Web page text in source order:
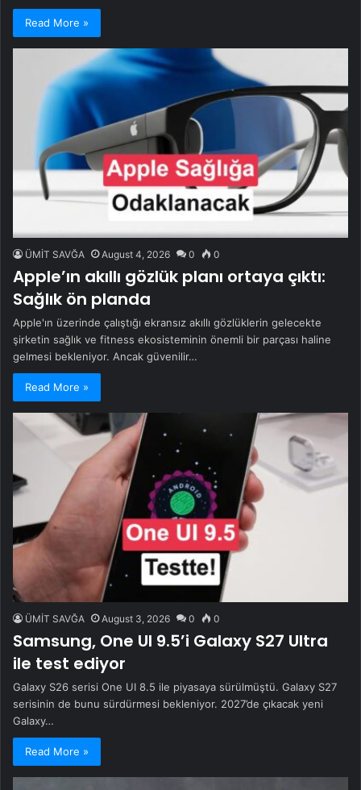
Read More »
ÜMİT SAVĞA August 4, 2026 0 0
Apple’ın akıllı gözlük planı ortaya çıktı:
Sağlık ön planda
Apple'ın üzerinde çalıştığı ekransız akıllı gözlüklerin gelecekte
şirketin sağlık ve fitness ekosisteminin önemli bir parçası haline
gelmesi bekleniyor. Ancak güvenilir…
Read More »
ÜMİT SAVĞA August 3, 2026 0 0
Samsung, One UI 9.5’i Galaxy S27 Ultra
ile test ediyor
Galaxy S26 serisi One UI 8.5 ile piyasaya sürülmüştü. Galaxy S27
serisinin de bunu sürdürmesi bekleniyor. 2027’de çıkacak yeni
Galaxy…
Read More »